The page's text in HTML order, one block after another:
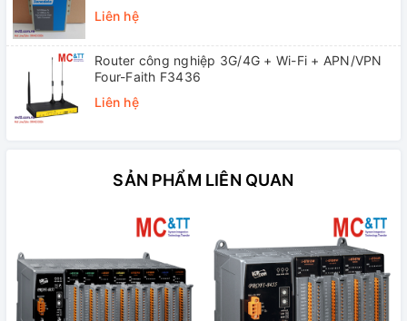
Liên hệ
Router công nghiệp 3G/4G + Wi-Fi + APN/VPN
Four-Faith F3436
Liên hệ
SẢN PHẨM LIÊN QUAN